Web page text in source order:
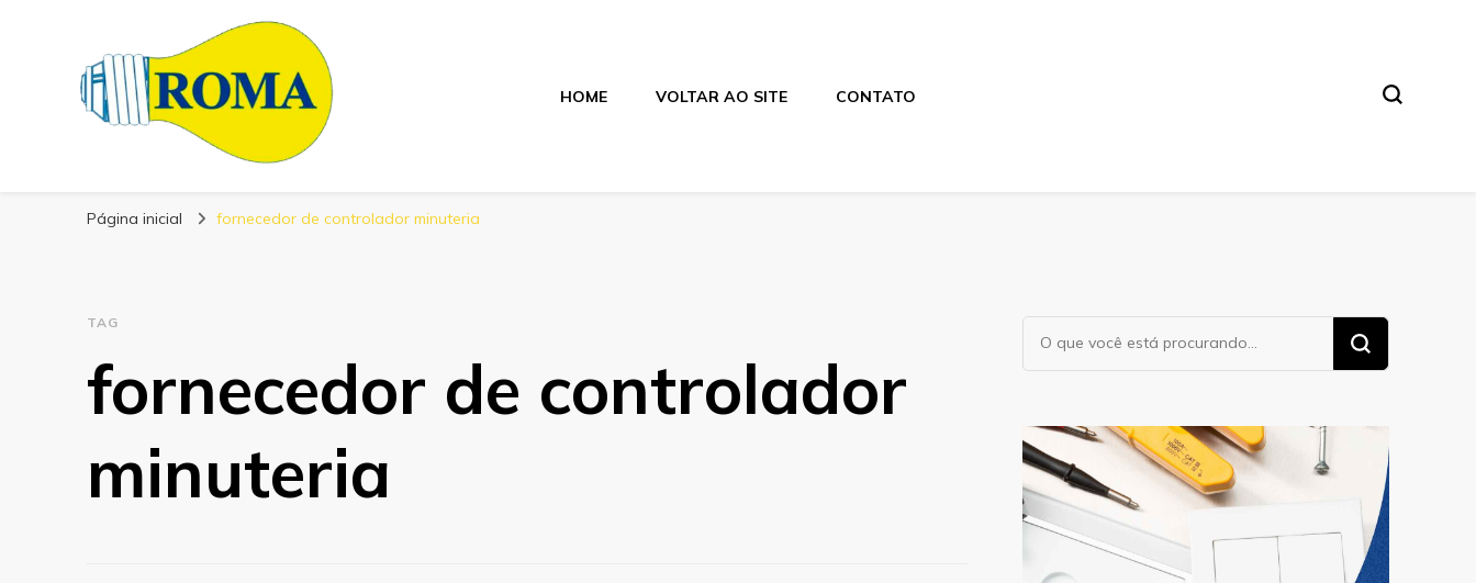
Blog Roma Eletrônica
HOME VOLTAR AO SITE CONTATO
Página inicial fornecedor de controlador minuteria
TAG
fornecedor de controlador
minuteria
Procurando
algo?